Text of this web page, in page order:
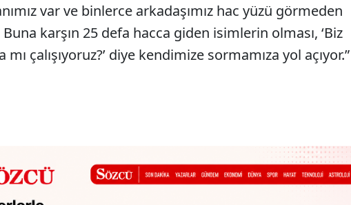
var ve binlerce arkadaşımız hac yüzü görmeden
karşın 25 defa hacca giden isimlerin olması, ‘Biz
çalışıyoruz?’ diye kendimize sormamıza yol açıyor.”